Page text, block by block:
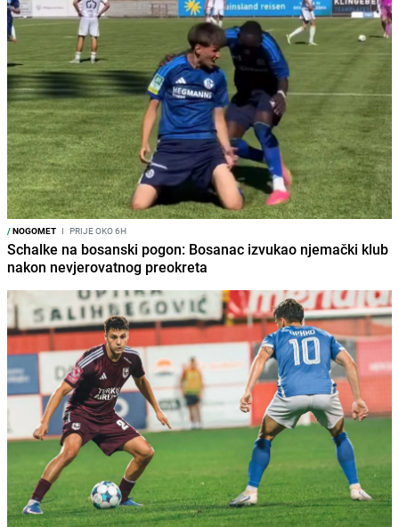
/NOGOMET I PRIJE OKO 6H
Schalke na bosanski pogon: Bosanac izvukao njemački klub
nakon nevjerovatnog preokreta